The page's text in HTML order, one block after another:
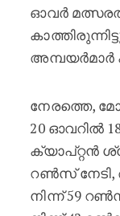
ഓവർ
അമ്പയർമാർ
നേരത്തെ,
20 ഓവറിൽ
ക്യാപ്റ്റൻ
റൺസ് നേടി,
നിന്ന് 59